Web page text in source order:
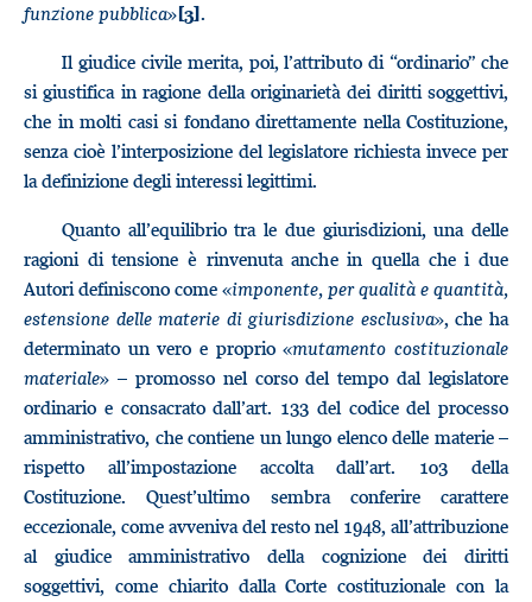
funzione pubblica»[3].
Il giudice civile merita, poi, l’attributo di “ordinario” che
si giustifica in ragione della originarietà dei diritti soggettivi,
che in molti casi si fondano direttamente nella Costituzione,
senza cioè l’interposizione del legislatore richiesta invece per
la definizione degli interessi legittimi.
Quanto all’equilibrio tra le due giurisdizioni, una delle
ragioni di tensione è rinvenuta anche in quella che i due
Autori definiscono come «imponente, per qualità e quantità,
estensione delle materie di giurisdizione esclusiva», che ha
determinato un vero e proprio «mutamento costituzionale
materiale» – promosso nel corso del tempo dal legislatore
ordinario e consacrato dall’art. 133 del codice del processo
amministrativo, che contiene un lungo elenco delle materie –
rispetto all’impostazione accolta dall’art. 103 della
Costituzione. Quest’ultimo sembra conferire carattere
eccezionale, come avveniva del resto nel 1948, all’attribuzione
al giudice amministrativo della cognizione dei diritti
soggettivi, come chiarito dalla Corte costituzionale con la